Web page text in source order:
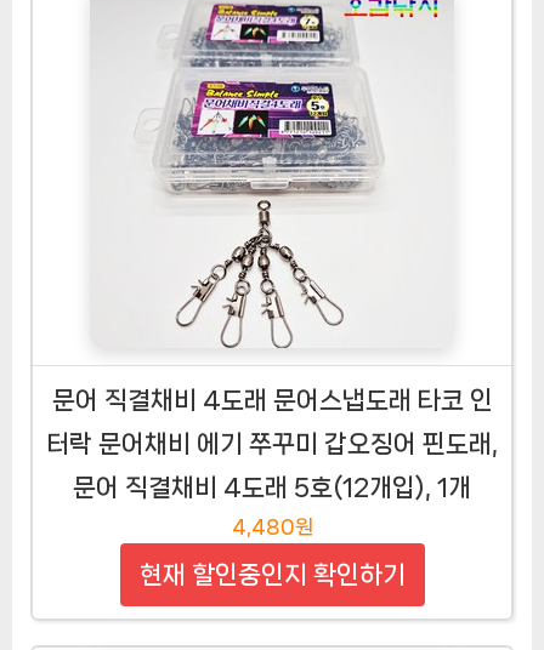
문어 직결채비 4도래 문어스냅도래 타코 인
터락 문어채비 에기 쭈꾸미 갑오징어 핀도래,
문어 직결채비 4도래 5호(12개입), 1개
4,480원
현재 할인중인지 확인하기